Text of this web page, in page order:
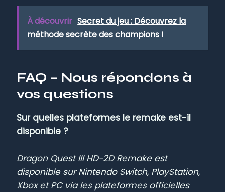
À découvrir Secret du jeu : Découvrez la
méthode secrète des champions !
FAQ – Nous répondons à
vos questions
Sur quelles plateformes le remake est-il
disponible ?
Dragon Quest III HD-2D Remake est
disponible sur Nintendo Switch, PlayStation,
Xbox et PC via les plateformes officielles